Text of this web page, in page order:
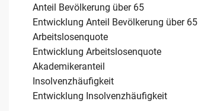
Anteil Bevölkerung über 65
Entwicklung Anteil Bevölkerung über 65
Arbeitslosenquote
Entwicklung Arbeitslosenquote
Akademikeranteil
Insolvenzhäufigkeit
Entwicklung Insolvenzhäufigkeit